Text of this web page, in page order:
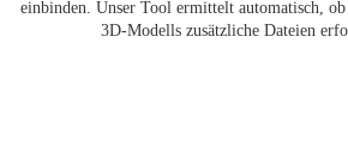
einbinden. Unser Tool ermittelt automatisch,
3D-Modells zusätzliche Dateien